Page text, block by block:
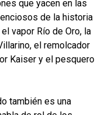
que yacen en las
de la historia
vapor Río de Oro, la
el remolcador
Kaiser y el pesquero
también es una